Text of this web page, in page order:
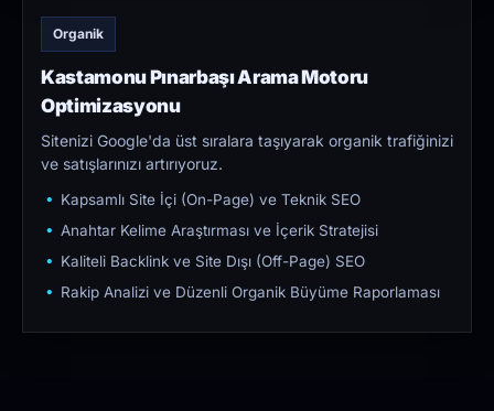
Organik
Kastamonu Pınarbaşı Arama Motoru
Optimizasyonu
Sitenizi Google'da üst sıralara taşıyarak organik trafiğinizi
ve satışlarınızı artırıyoruz.
Kapsamlı Site İçi (On-Page) ve Teknik SEO
Anahtar Kelime Araştırması ve İçerik Stratejisi
Kaliteli Backlink ve Site Dışı (Off-Page) SEO
Rakip Analizi ve Düzenli Organik Büyüme Raporlaması